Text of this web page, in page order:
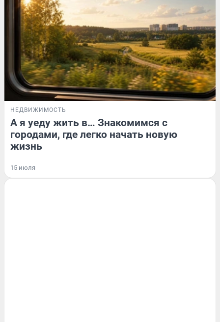
НЕДВИЖИМОСТЬ
А я уеду жить в… Знакомимся с
городами, где легко начать новую
жизнь
15 июля